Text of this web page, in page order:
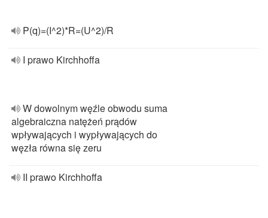
P(q)=(I^2)*R=(U^2)/R
I prawo Kirchhoffa
W dowolnym węźle obwodu suma
algebraiczna natężeń prądów
wpływających i wypływających do
węzła równa się zeru
II prawo Kirchhoffa